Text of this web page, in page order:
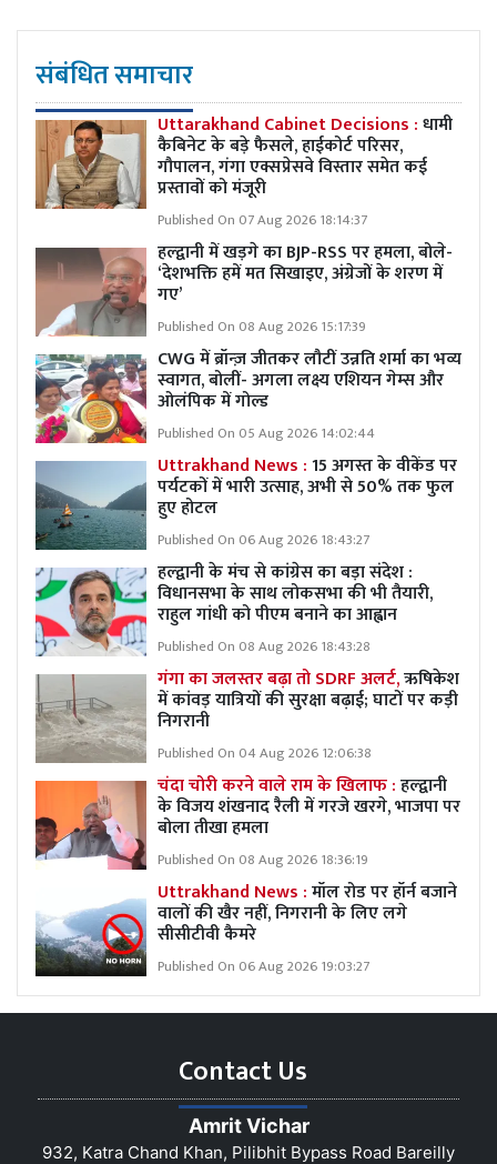
संबंधित समाचार
Uttarakhand Cabinet Decisions :धामी
कैबिनेट के बड़े फैसले, हाईकोर्ट परिसर,
गौपालन, गंगा एक्सप्रेसवे विस्तार समेत कई
प्रस्तावों को मंजूरी
Published On 07 Aug 2026 18:14:37
हल्द्वानी में खड़गे का BJP-RSS पर हमला, बोले-
‘देशभक्ति हमें मत सिखाइए, अंग्रेजों के शरण में
गए’
Published On 08 Aug 2026 15:17:39
CWG में ब्रॉन्ज़ जीतकर लौटीं उन्नति शर्मा का भव्य
स्वागत, बोलीं- अगला लक्ष्य एशियन गेम्स और
ओलंपिक में गोल्ड
Published On 05 Aug 2026 14:02:44
Uttrakhand News :15 अगस्त के वीकेंड पर
पर्यटकों में भारी उत्साह, अभी से 50% तक फुल
हुए होटल
Published On 06 Aug 2026 18:43:27
हल्द्वानी के मंच से कांग्रेस का बड़ा संदेश :
विधानसभा के साथ लोकसभा की भी तैयारी,
राहुल गांधी को पीएम बनाने का आह्वान
Published On 08 Aug 2026 18:43:28
गंगा का जलस्तर बढ़ा तो SDRF अलर्ट,ऋषिकेश
में कांवड़ यात्रियों की सुरक्षा बढ़ाई; घाटों पर कड़ी
निगरानी
Published On 04 Aug 2026 12:06:38
चंदा चोरी करने वाले राम के खिलाफ :हल्द्वानी
के विजय शंखनाद रैली में गरजे खरगे, भाजपा पर
बोला तीखा हमला
Published On 08 Aug 2026 18:36:19
Uttrakhand News :मॉल रोड पर हॉर्न बजाने
वालों की खैर नहीं, निगरानी के लिए लगे
सीसीटीवी कैमरे
Published On 06 Aug 2026 19:03:27
Contact Us
Amrit Vichar
932, Katra Chand Khan, Pilibhit Bypass Road Bareilly